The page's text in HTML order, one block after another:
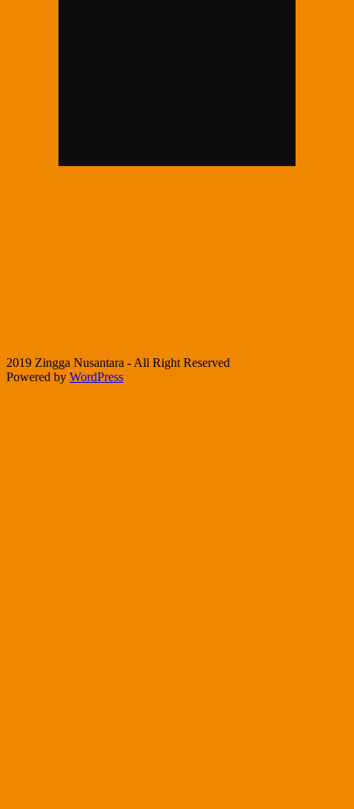
2019 Zingga Nusantara - All Right Reserved
Powered by WordPress